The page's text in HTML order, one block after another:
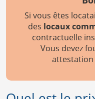
Si vous êtes
des locaux
contractuelle
Vous devez